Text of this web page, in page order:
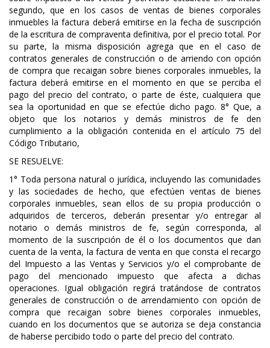
segundo, que en los casos de ventas de bienes corporales
inmuebles la factura deberá emitirse en la fecha de suscripción
de la escritura de compraventa definitiva, por el precio total. Por
su parte, la misma disposición agrega que en el caso de
contratos generales de construcción o de arriendo con opción
de compra que recaigan sobre bienes corporales inmuebles, la
factura deberá emitirse en el momento en que se perciba el
pago del precio del contrato, o parte de éste, cualquiera que
sea la oportunidad en que se efectúe dicho pago. 8° Que, a
objeto que los notarios y demás ministros de fe den
cumplimiento a la obligación contenida en el artículo 75 del
Código Tributario,
SE RESUELVE:
1° Toda persona natural o jurídica, incluyendo las comunidades
y las sociedades de hecho, que efectúen ventas de bienes
corporales inmuebles, sean ellos de su propia producción o
adquiridos de terceros, deberán presentar y/o entregar al
notario o demás ministros de fe, según corresponda, al
momento de la suscripción de él o los documentos que dan
cuenta de la venta, la factura de venta en que consta el recargo
del Impuesto a las Ventas y Servicios y/o el comprobante de
pago del mencionado impuesto que afecta a dichas
operaciones. Igual obligación regirá tratándose de contratos
generales de construcción o de arrendamiento con opción de
compra que recaigan sobre bienes corporales inmuebles,
cuando en los documentos que se autoriza se deja constancia
de haberse percibido todo o parte del precio del contrato.